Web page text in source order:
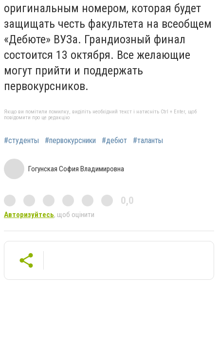
оригинальным номером, которая будет
защищать честь факультета на всеобщем
«Дебюте» ВУЗа. Грандиозный финал
состоится 13 октября. Все желающие
могут прийти и поддержать
первокурсников.
Якщо ви помітили помилку, виділіть необхідний текст і натисніть Ctrl + Enter, щоб
повідомити про це редакцію
#студенты #первокурсники #дебют #таланты
Гогунская София Владимировна
0,0
Авторизуйтесь, щоб оцінити